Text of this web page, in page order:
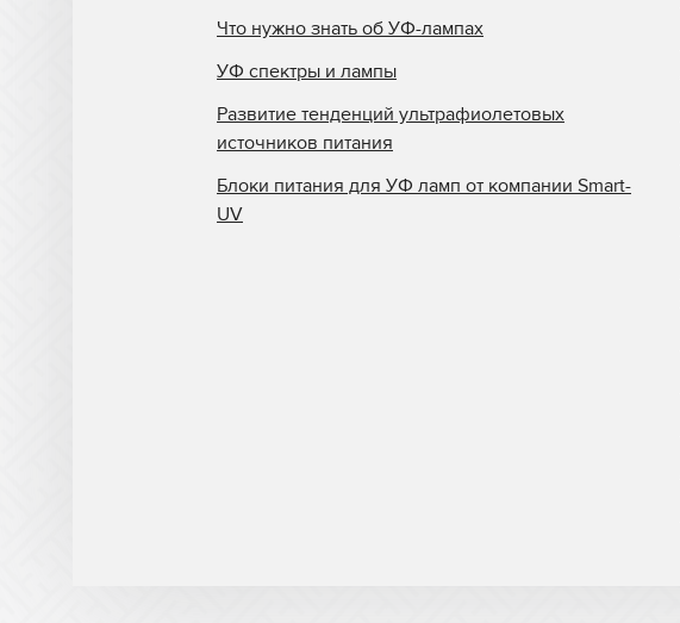
Что нужно знать об УФ-лампах
УФ спектры и лампы
Развитие тенденций ультрафиолетовых
источников питания
Блоки питания для УФ ламп от компании Smart-
UV